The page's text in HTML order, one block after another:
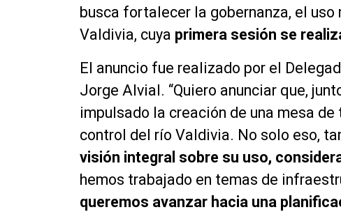
busca fortalecer la gobernanza, el
Valdivia, cuya primera sesión se
El anuncio fue realizado por el
Jorge Alvial. “Quiero anunciar que,
impulsado la creación de una mesa
control del río Valdivia. No solo eso,
visión integral sobre su uso,
hemos trabajado en temas de
queremos avanzar hacia una